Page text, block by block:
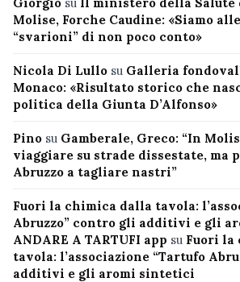
Molise, Forche Caudine: «Siamo
“svarioni” di non poco conto»
Nicola Di Lullo su Galleria
Monaco: «Risultato storico che
politica della Giunta D’Alfonso»
Pino su Gamberale, Greco: “In
viaggiare su strade dissestate, ma
Abruzzo a tagliare nastri”
Fuori la chimica dalla tavola:
Abruzzo” contro gli additivi e gli
ANDARE A TARTUFI app su Fuori la
tavola: l’associazione “Tartufo
additivi e gli aromi sintetici